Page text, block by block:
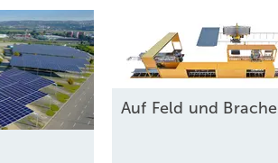
Auf Feld und Brache